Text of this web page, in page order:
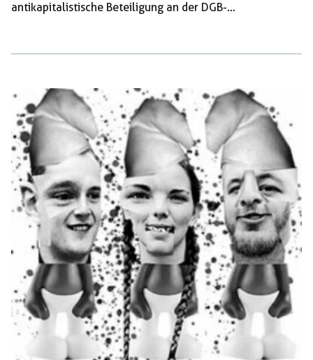
antikapitalistische Beteiligung an der DGB-
aufs Schärfste. Gerade dieses Jahr, wo wir der
Zerschlagung der Gewerkschaften durch die deutschen
Faschisten mahnen, müssen wir dafür einstehen, dass wir
uns […]